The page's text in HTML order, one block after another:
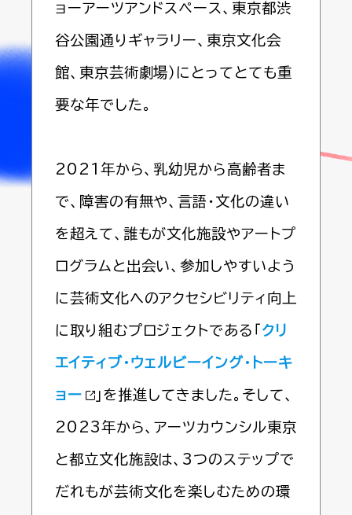
ョーアーツアンドスペース、東京都渋
谷公園通りギャラリー、東京文化会
館、東京芸術劇場）にとってとても重
要な年でした。
2021年から、乳幼児から高齢者ま
で、障害の有無や、言語・文化の違い
を超えて、誰もが文化施設やアートプ
ログラムと出会い、参加しやすいよう
に芸術文化へのアクセシビリティ向上
に取り組むプロジェクトである「 クリ
エイティブ・ウェルビーイング・トーキ
ョー 」を推進してきました。そして、
2023年から、アーツカウンシル東京
と都立文化施設は、3つのステップで
だれもが芸術文化を楽しむための環